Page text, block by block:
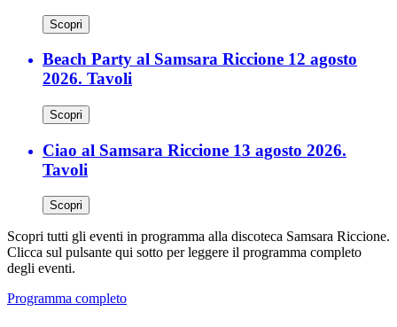
Scopri
Beach Party al Samsara Riccione 12 agosto
2026. Tavoli
Scopri
Ciao al Samsara Riccione 13 agosto 2026.
Tavoli
Scopri
Scopri tutti gli eventi in programma alla discoteca Samsara Riccione.
Clicca sul pulsante qui sotto per leggere il programma completo
degli eventi.
Programma completo